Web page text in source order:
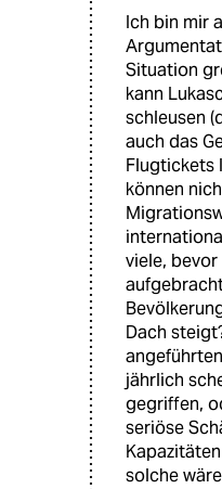
Ich bin mir
Situation
kann
schleusen
auch das
Flugtickets
können
viele,
Dach
jährlich
gegriffen,
seriöse
solche